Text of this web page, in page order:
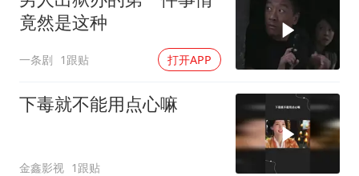
竟然是这种
一条剧 1跟贴 打开APP
下毒就不能用点心嘛
金鑫影视 1跟贴